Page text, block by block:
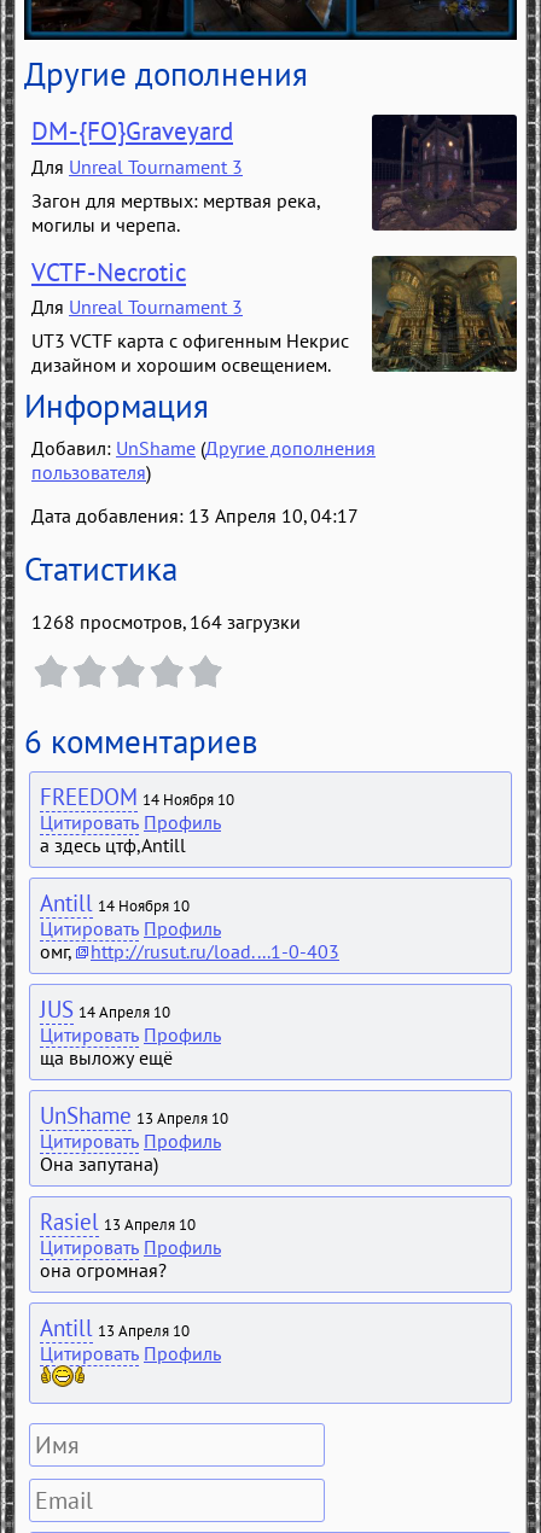
Другие дополнения
DM-{FO}Graveyard
Для Unreal Tournament 3
Загон для мертвых: мертвая река,
могилы и черепа.
VCTF-Necrotic
Для Unreal Tournament 3
UT3 VCTF карта с офигенным Некрис
дизайном и хорошим освещением.
Информация
Добавил: UnShame (Другие дополнения
пользователя)
Дата добавления: 13 Апреля 10, 04:17
Статистика
1268 просмотров, 164 загрузки
6 комментариев
FREEDOM 14 Ноября 10
Цитировать Профиль
а здесь цтф,Antill
Antill 14 Ноября 10
Цитировать Профиль
омг,
http://rusut.ru/load....1-0-403
JUS 14 Апреля 10
Цитировать Профиль
ща выложу ещё
UnShame 13 Апреля 10
Цитировать Профиль
Она запутана)
Rasiel 13 Апреля 10
Цитировать Профиль
она огромная?
Antill 13 Апреля 10
Цитировать Профиль